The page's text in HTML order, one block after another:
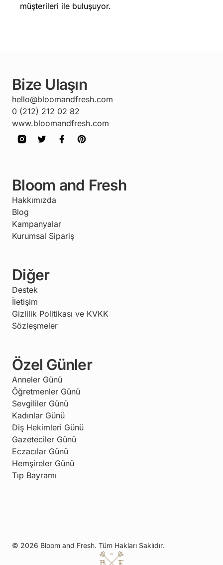
müşterileri ile buluşuyor.
Bize Ulaşın
hello@bloomandfresh.com
0 (212) 212 02 82
www.bloomandfresh.com
Bloom and Fresh
Hakkımızda
Blog
Kampanyalar
Kurumsal Sipariş
Diğer
Destek
İletişim
Gizlilik Politikası ve KVKK
Sözleşmeler
Özel Günler
Anneler Günü
Öğretmenler Günü
Sevgililer Günü
Kadınlar Günü
Diş Hekimleri Günü
Gazeteciler Günü
Eczacılar Günü
Hemşireler Günü
Tıp Bayramı
© 2026 Bloom and Fresh. Tüm Hakları Saklıdır.